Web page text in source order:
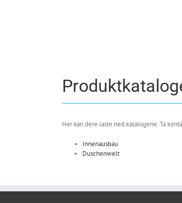
Her kan dere laste ned katalogene. Ta
Innenausbau
Duschenwelt